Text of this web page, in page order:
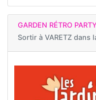
GARDEN RÉTRO
Sortir à VARETZ dans